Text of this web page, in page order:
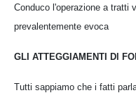
Conduco l'operazione a tratti
prevalentemente evoca
GLI ATTEGGIAMENTI Dl
Tutti sappiamo che i fatti